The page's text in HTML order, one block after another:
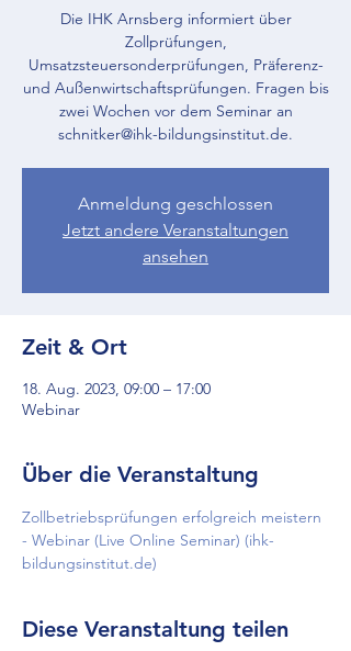
Die IHK Arnsberg informiert über
Zollprüfungen,
Umsatzsteuersonderprüfungen, Präferenz-
und Außenwirtschaftsprüfungen. Fragen bis
zwei Wochen vor dem Seminar an
schnitker@ihk-bildungsinstitut.de.
Anmeldung geschlossen
Jetzt andere Veranstaltungen
ansehen
Zeit & Ort
18. Aug. 2023, 09:00 – 17:00
Webinar
Über die Veranstaltung
Zollbetriebsprüfungen erfolgreich meistern
- Webinar (Live Online Seminar) (ihk-
bildungsinstitut.de)
Diese Veranstaltung teilen